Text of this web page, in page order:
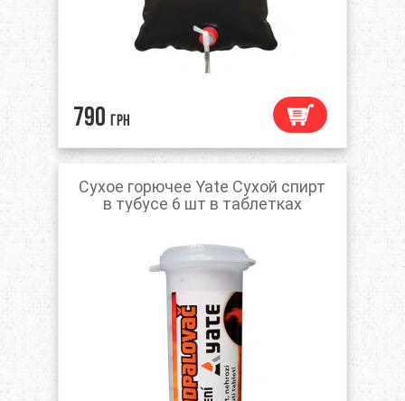
790 грн
Сухое горючее Yate Сухой спирт
в тубусе 6 шт в таблетках